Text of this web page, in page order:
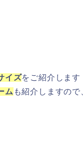
イズをご紹介します
ム も紹介しますの